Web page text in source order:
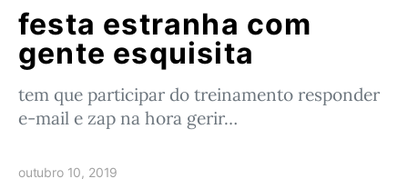
festa estranha com
gente esquisita
tem que participar do treinamento responder
e-mail e zap na hora gerir…
outubro 10, 2019